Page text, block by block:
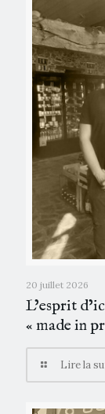
20 juillet 2026
L’esprit
« made in
Lire la